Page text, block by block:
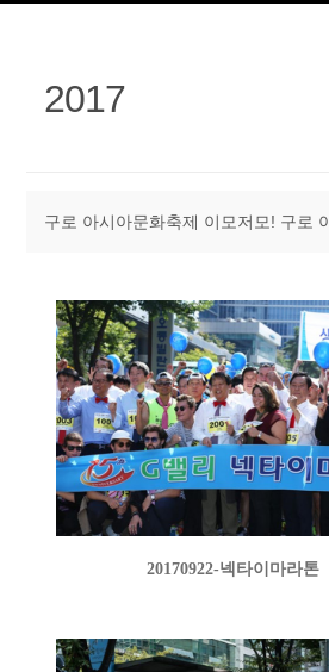
2017
구로 아시아문화축제 이모저모! 구로
20170922-넥타이마라톤